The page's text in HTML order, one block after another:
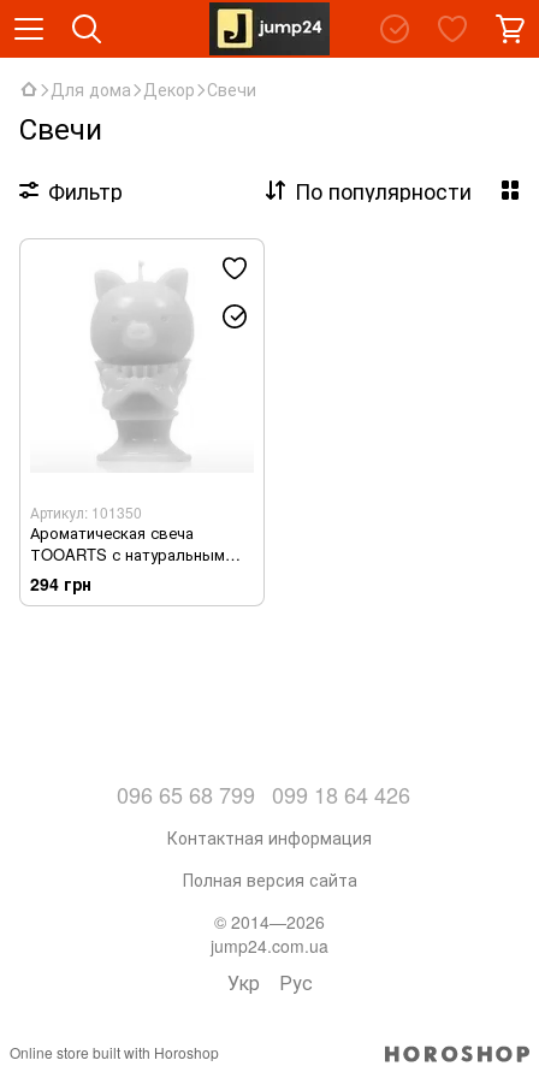
Для дома Декор Свечи
Свечи
Фильтр По популярности
Артикул: 101350
Ароматическая свеча
ТOOARTS с натуральным
хлопковым фитилем в виде
свинки со скелетом внутри
294 грн
096 65 68 799 099 18 64 426
Контактная информация
Полная версия сайта
© 2014—2026
jump24.com.ua
Укр Рус
Online store built with Horoshop